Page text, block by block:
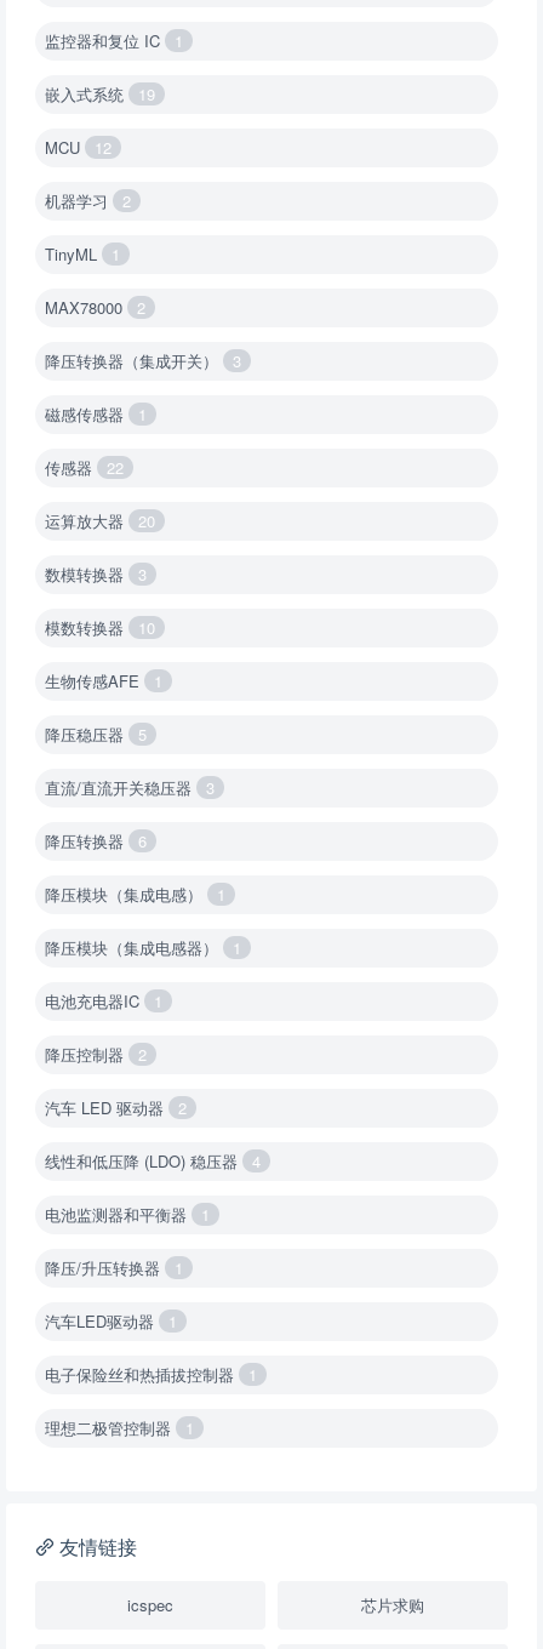
监控器和复位 IC 1
嵌入式系统 19
MCU 12
机器学习 2
TinyML 1
MAX78000 2
降压转换器（集成开关） 3
磁感传感器 1
传感器 22
运算放大器 20
数模转换器 3
模数转换器 10
生物传感AFE 1
降压稳压器 5
直流/直流开关稳压器 3
降压转换器 6
降压模块（集成电感） 1
降压模块（集成电感器） 1
电池充电器IC 1
降压控制器 2
汽车 LED 驱动器 2
线性和低压降 (LDO) 稳压器 4
电池监测器和平衡器 1
降压/升压转换器 1
汽车LED驱动器 1
电子保险丝和热插拔控制器 1
理想二极管控制器 1
降压转换器（继承开关）
友情链接
icspec 芯片求购